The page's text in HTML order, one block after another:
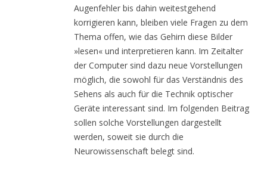
Augenfehler bis dahin weitestgehend
korrigieren kann, bleiben viele Fragen zu dem
Thema offen, wie das Gehirn diese Bilder
»lesen« und interpretieren kann. Im Zeitalter
der Computer sind dazu neue Vorstellungen
möglich, die sowohl für das Verständnis des
Sehens als auch für die Technik optischer
Geräte interessant sind. Im folgenden Beitrag
sollen solche Vorstellungen dargestellt
werden, soweit sie durch die
Neurowissenschaft belegt sind.